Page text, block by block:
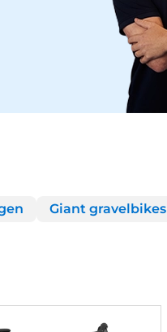
Giant gravelbikes